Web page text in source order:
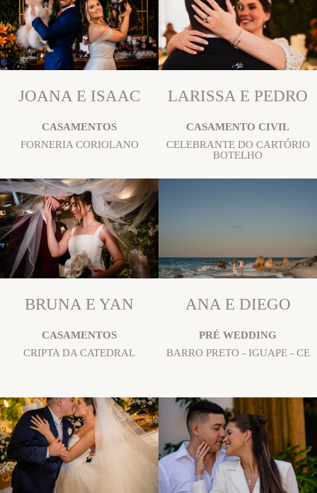
JOANA E ISAAC
CASAMENTOS
FORNERIA CORIOLANO
LARISSA E PEDRO
CASAMENTO CIVIL
CELEBRANTE DO CARTÓRIO
BOTELHO
BRUNA E YAN
CASAMENTOS
CRIPTA DA CATEDRAL
ANA E DIEGO
PRÉ WEDDING
BARRO PRETO - IGUAPE - CE